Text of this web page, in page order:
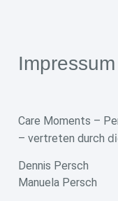
Impressum
Care Moments –
– vertreten durch
Dennis Persch
Manuela Persch